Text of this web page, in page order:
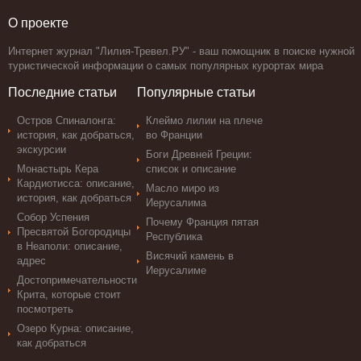
О проекте
Интернет журнал "Лилия-Тревел.РУ" - ваш помощник в поиске нужной
туристической информации о самых популярных курортах мира
Последние статьи
Остров Спиналонга:
история, как добраться,
экскурсии
Монастырь Кера
Кардиотисса: описание,
история, как добраться
Собор Успения
Пресвятой Богородицы
в Неаполи: описание,
адрес
Достопримечательности
Крита, которые стоит
посмотреть
Озеро Курна: описание,
как добраться
Популярные статьи
Клеймо лилии на плече
во Франции
Боги Древней Греции:
список и описание
Масло миро из
Иерусалима
Почему Франция пятая
Республика
Висячий камень в
Иерусалиме